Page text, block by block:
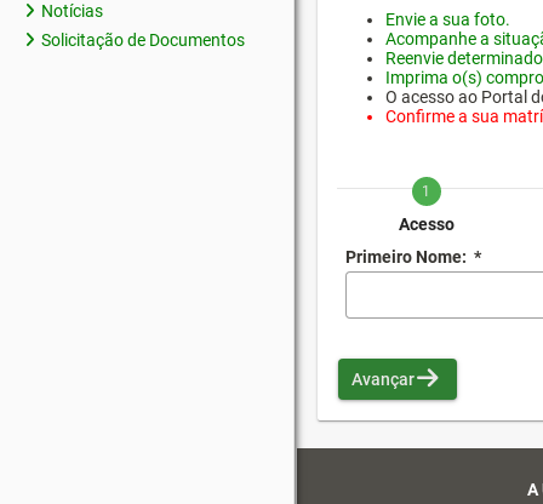
Notícias
Solicitação de Documentos
Envie a sua foto.
Acompanhe a
Reenvie
Imprima o(s)
O acesso ao Portal
Confirme a sua
1
Acesso
Primeiro Nome: *
Avançar
A